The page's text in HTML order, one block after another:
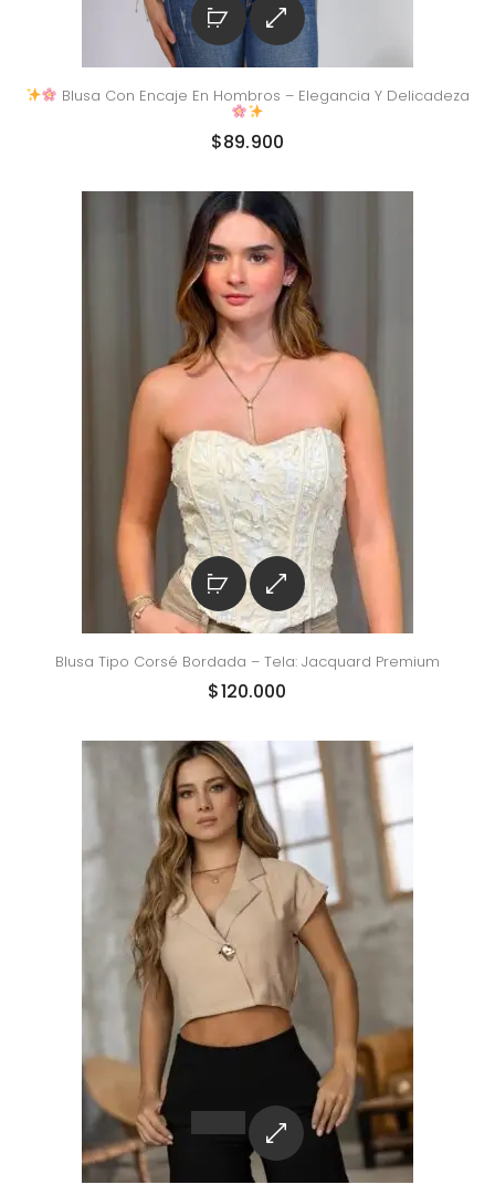
Blusa Con Encaje En Hombros – Elegancia Y Delicadeza
$89.900
Blusa Tipo Corsé Bordada – Tela: Jacquard Premium
$120.000